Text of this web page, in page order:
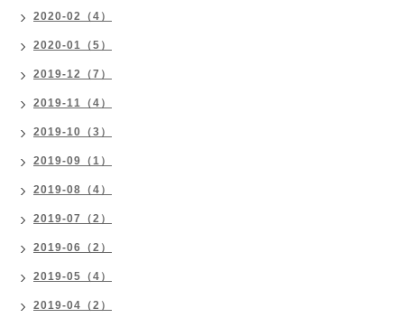
2020-02（4）
2020-01（5）
2019-12（7）
2019-11（4）
2019-10（3）
2019-09（1）
2019-08（4）
2019-07（2）
2019-06（2）
2019-05（4）
2019-04（2）